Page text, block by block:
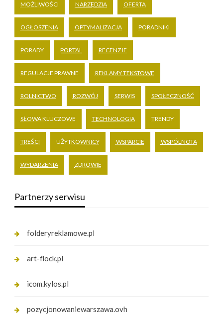
MOŻLIWOŚCI NARZĘDZIA OFERTA
OGŁOSZENIA OPTYMALIZACJA PORADNIKI
PORADY PORTAL RECENZJE
REGULACJE PRAWNE REKLAMY TEKSTOWE
ROLNICTWO ROZWÓJ SERWIS SPOŁECZNOŚĆ
SŁOWA KLUCZOWE TECHNOLOGIA TRENDY
TREŚCI UŻYTKOWNICY WSPARCIE WSPÓLNOTA
WYDARZENIA ZDROWIE
Partnerzy serwisu
folderyreklamowe.pl
art-flock.pl
icom.kylos.pl
pozycjonowaniewarszawa.ovh